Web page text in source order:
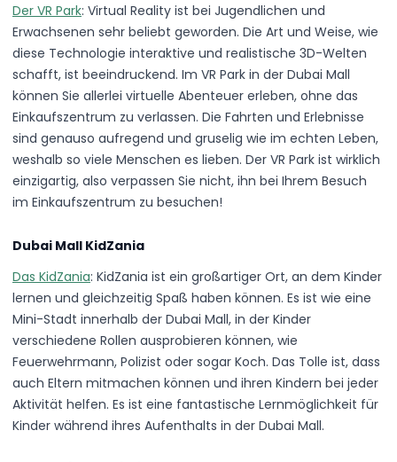
Der VR Park: Virtual Reality ist bei Jugendlichen und
Erwachsenen sehr beliebt geworden. Die Art und Weise, wie
diese Technologie interaktive und realistische 3D-Welten
schafft, ist beeindruckend. Im VR Park in der Dubai Mall
können Sie allerlei virtuelle Abenteuer erleben, ohne das
Einkaufszentrum zu verlassen. Die Fahrten und Erlebnisse
sind genauso aufregend und gruselig wie im echten Leben,
weshalb so viele Menschen es lieben. Der VR Park ist wirklich
einzigartig, also verpassen Sie nicht, ihn bei Ihrem Besuch
im Einkaufszentrum zu besuchen!
Dubai Mall KidZania
Das KidZania: KidZania ist ein großartiger Ort, an dem Kinder
lernen und gleichzeitig Spaß haben können. Es ist wie eine
Mini-Stadt innerhalb der Dubai Mall, in der Kinder
verschiedene Rollen ausprobieren können, wie
Feuerwehrmann, Polizist oder sogar Koch. Das Tolle ist, dass
auch Eltern mitmachen können und ihren Kindern bei jeder
Aktivität helfen. Es ist eine fantastische Lernmöglichkeit für
Kinder während ihres Aufenthalts in der Dubai Mall.